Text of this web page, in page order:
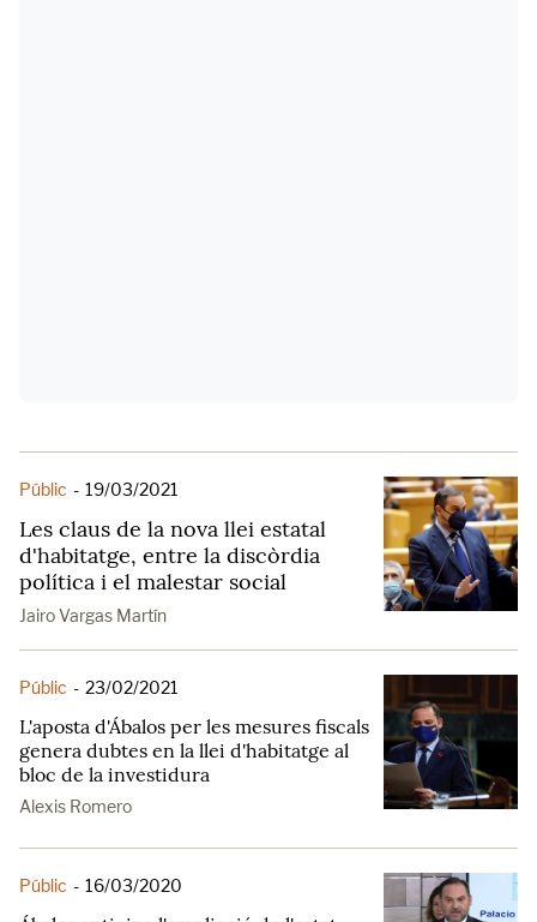
Públic - 19/03/2021
Les claus de la nova llei estatal
d'habitatge, entre la discòrdia
política i el malestar social
Jairo Vargas Martín
Públic - 23/02/2021
L'aposta d'Ábalos per les mesures fiscals
genera dubtes en la llei d'habitatge al
bloc de la investidura
Alexis Romero
Públic - 16/03/2020